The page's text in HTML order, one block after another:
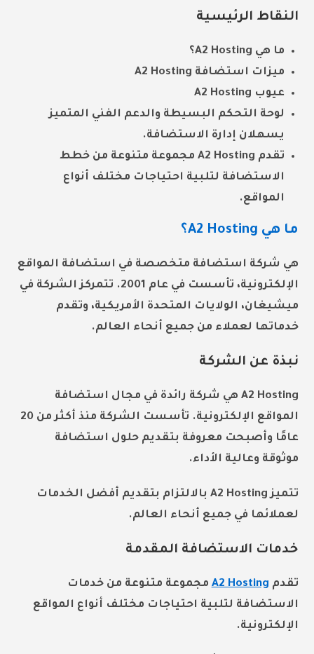
النقاط الرئيسية
ما هي A2 Hosting؟
ميزات استضافة A2 Hosting
عيوب A2 Hosting
لوحة التحكم البسيطة والدعم الفني المتميز
يسهلان إدارة الاستضافة.
تقدم A2 Hosting مجموعة متنوعة من خطط
الاستضافة لتلبية احتياجات مختلف أنواع
المواقع.
ما هي A2 Hosting؟
هي شركة استضافة متخصصة في استضافة المواقع
الإلكترونية، تأسست في عام 2001. تتمركز الشركة في
ميشيغان، الولايات المتحدة الأمريكية، وتقدم
خدماتها لعملاء من جميع أنحاء العالم.
نبذة عن الشركة
A2 Hosting هي شركة رائدة في مجال استضافة
المواقع الإلكترونية. تأسست الشركة منذ أكثر من 20
عامًا وأصبحت معروفة بتقديم حلول استضافة
موثوقة وعالية الأداء.
تتميز A2 Hosting بالالتزام بتقديم أفضل الخدمات
لعملائها في جميع أنحاء العالم.
خدمات الاستضافة المقدمة
تقدم A2 Hostingمجموعة متنوعة من خدمات
الاستضافة لتلبية احتياجات مختلف أنواع المواقع
الإلكترونية.